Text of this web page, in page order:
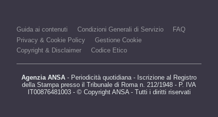
Guida ai contenuti Condizioni Generali di Servizio
FAQ
Privacy & Cookie Policy
Gestione Cookie
Copyright & Disclaimer
Codice Etico
Agenzia ANSA - Periodicità quotidiana - Iscrizione al Registro
della Stampa presso il Tribunale di Roma n. 212/1948 - P. IVA
IT00876481003 - © Copyright ANSA - Tutti i diritti riservati